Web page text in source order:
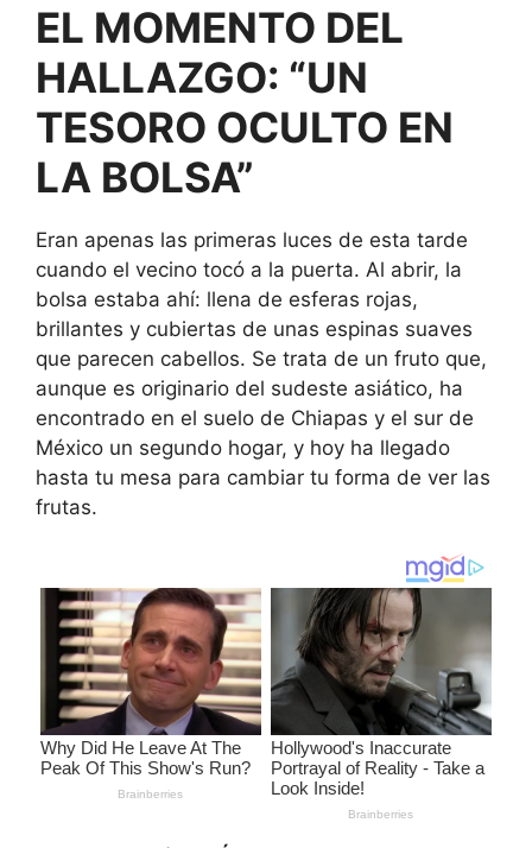
EL MOMENTO DEL
HALLAZGO: “UN
TESORO OCULTO EN
LA BOLSA”
Eran apenas las primeras luces de esta tarde
cuando el vecino tocó a la puerta. Al abrir, la
bolsa estaba ahí: llena de esferas rojas,
brillantes y cubiertas de unas espinas suaves
que parecen cabellos. Se trata de un fruto que,
aunque es originario del sudeste asiático, ha
encontrado en el suelo de Chiapas y el sur de
México un segundo hogar, y hoy ha llegado
hasta tu mesa para cambiar tu forma de ver las
frutas.